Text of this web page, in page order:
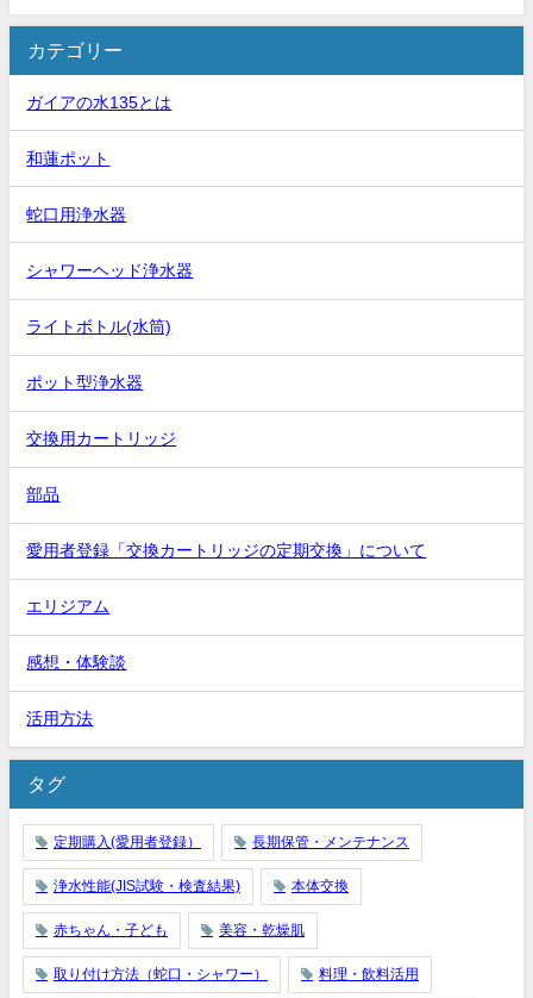
カテゴリー
ガイアの水135とは
和蓮ポット
蛇口用浄水器
シャワーヘッド浄水器
ライトボトル(水筒)
ポット型浄水器
交換用カートリッジ
部品
愛用者登録「交換カートリッジの定期交換」について
エリジアム
感想・体験談
活用方法
タグ
定期購入(愛用者登録） 長期保管・メンテナンス
浄水性能(JIS試験・検査結果) 本体交換
赤ちゃん・子ども 美容・乾燥肌
取り付け方法（蛇口・シャワー） 料理・飲料活用